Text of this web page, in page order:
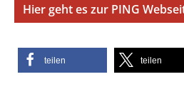
Hier geht es zur PING
teilen teilen